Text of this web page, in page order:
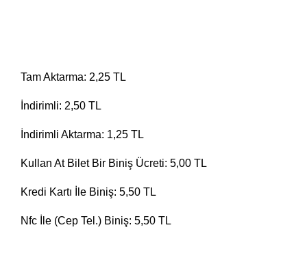
Tam Aktarma: 2,25 TL
İndirimli: 2,50 TL
İndirimli Aktarma: 1,25 TL
Kullan At Bilet Bir Biniş Ücreti: 5,00 TL
Kredi Kartı İle Biniş: 5,50 TL
Nfc İle (Cep Tel.) Biniş: 5,50 TL